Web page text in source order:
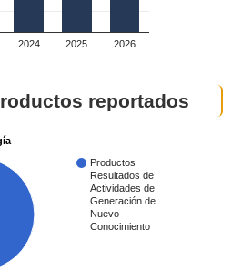
2024 2025 2026
reportados
Productos
Resultados de
Actividades de
Generación de
Nuevo
Conocimiento